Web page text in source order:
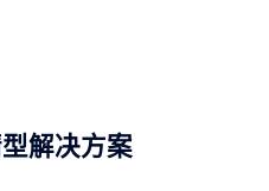
解决方案